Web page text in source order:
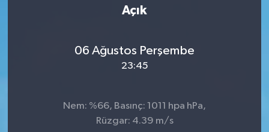
Açık
06 Ağustos Perşembe
23:45
Nem: %66, Basınç: 1011 hpa hPa,
Rüzgar: 4.39 m/s